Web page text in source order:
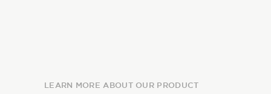
LEARN MORE ABOUT OUR PRODUCT